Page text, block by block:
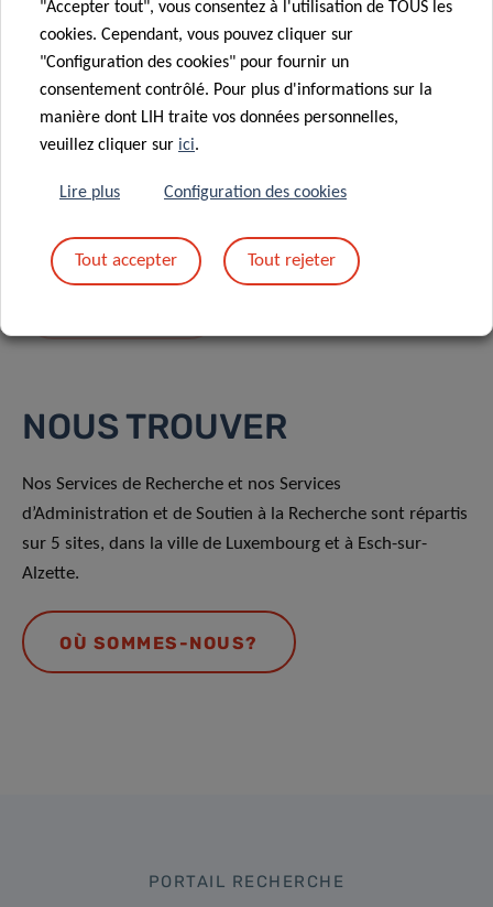
En envoyant votre message, vous acceptez
NOUS TROUVER
Nos Services de Recherche et nos Services
d’Administration et de Soutien à la Recherche sont répartis
sur 5 sites, dans la ville de Luxembourg et à Esch-sur-
Alzette.
OÙ SOMMES-NOUS?
PORTAIL RECHERCHE
"Accepter tout", vous consentez à l'utilisation de TOUS les
cookies. Cependant, vous pouvez cliquer sur
"Configuration des cookies" pour fournir un
consentement contrôlé. Pour plus d'informations sur la
manière dont LIH traite vos données personnelles,
veuillez cliquer sur ici.
Lire plus Configuration des cookies
Tout accepter Tout rejeter